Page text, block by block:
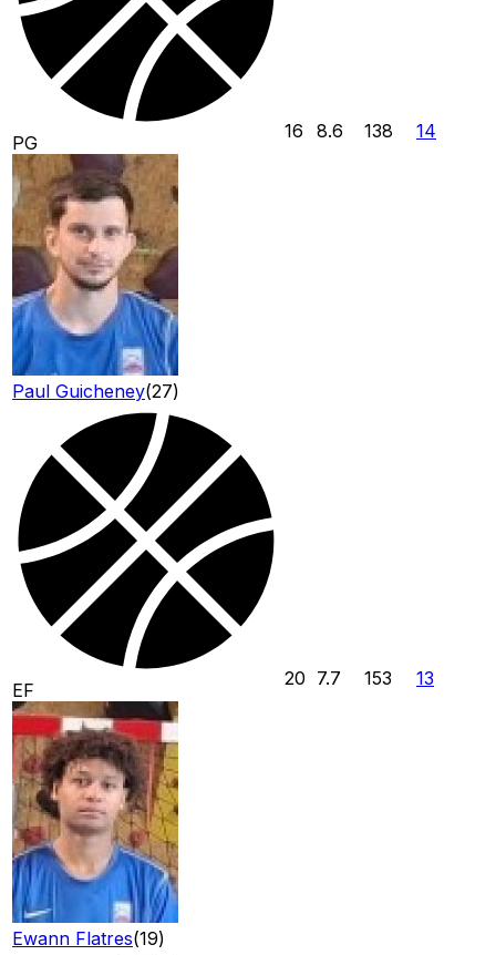
PG
Paul Guicheney(27)
16 8.6 138 14
EF
Ewann Flatres(19)
20 7.7 153 13